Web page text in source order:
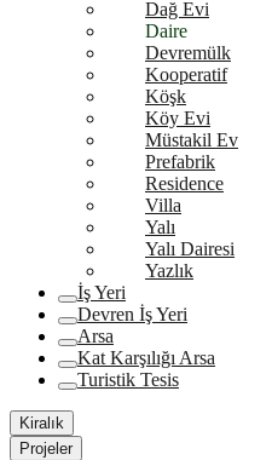
Dağ Evi
Daire
Devremülk
Kooperatif
Köşk
Köy Evi
Müstakil Ev
Prefabrik
Residence
Villa
Yalı
Yalı Dairesi
Yazlık
İş Yeri
Devren İş Yeri
Arsa
Kat Karşılığı Arsa
Turistik Tesis
Kiralık
Projeler